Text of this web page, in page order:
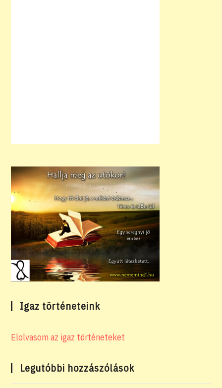
Igaz történeteink
Elolvasom az igaz történeteket
Legutóbbi hozzászólások